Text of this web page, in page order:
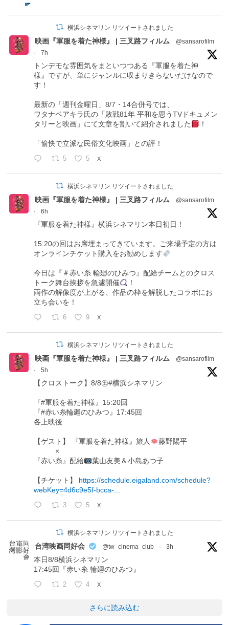
横浜シネマリン リツイートされました
映画『軍服を着た神様』 | 三叉路フィルム
@sansarofilm
·
7h
トンデモな雰囲気をまといつつある『軍服を着た神
様』ですが、単にジャンルに収まりきらないだけなので
す！
最新の「週刊金曜日」8/7・14合併号では、
ワタナベアキラ氏の「敗戦81年 平和を思うTVドキュメン
タリーと映画」にて文章を割いて紹介されました
！
「愉快で立派な民俗文化映画」との評！
5 5 X
横浜シネマリン リツイートされました
映画『軍服を着た神様』 | 三叉路フィルム
@sansarofilm
·
6h
『軍服を着た神様』横浜シネマリン本日初日！
15:20の回はお席埋まってきています。ご来場予定の方は
オンラインチケット購入をお勧めします
今日は『＃赤い糸 輪廻のひみつ』配給チームとのクロス
トーク舞台挨拶を急遽開催
！
両作の解像度が上がる、作品の枠を解脱したコラボにお
立ち会いを！
6 9 X
横浜シネマリン リツイートされました
映画『軍服を着た神様』 | 三叉路フィルム
@sansarofilm
·
5h
【クロストーク】8/8㊏#横浜シネマリン
『#軍服を着た神様』15:20回
『#赤い糸輪廻のひみつ』17:45回
各上映後
【ゲスト】 『軍服を着た神様』旅人
藤野陽平
×
『赤い糸』配給
葉山友美＆小島あつ子
【チケット】 https://schedule.eigaland.com/schedule?
webKey=4d6c9e5f-bcca-...
3 5 X
横浜シネマリン リツイートされました
台湾映画同好会 @tw_cinema_club · 3h
本日8/8横浜シネマリン
17:45回『赤い糸 輪廻のひみつ』
2 4 X
さらに読み込む